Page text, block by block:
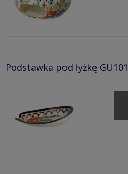
Podstawka pod łyżkę